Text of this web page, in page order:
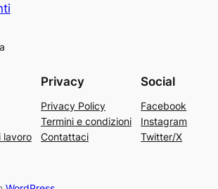
lavoro
Privacy
Privacy Policy
Termini e condizioni
Contattaci
Social
Facebook
Instagram
Twitter/X